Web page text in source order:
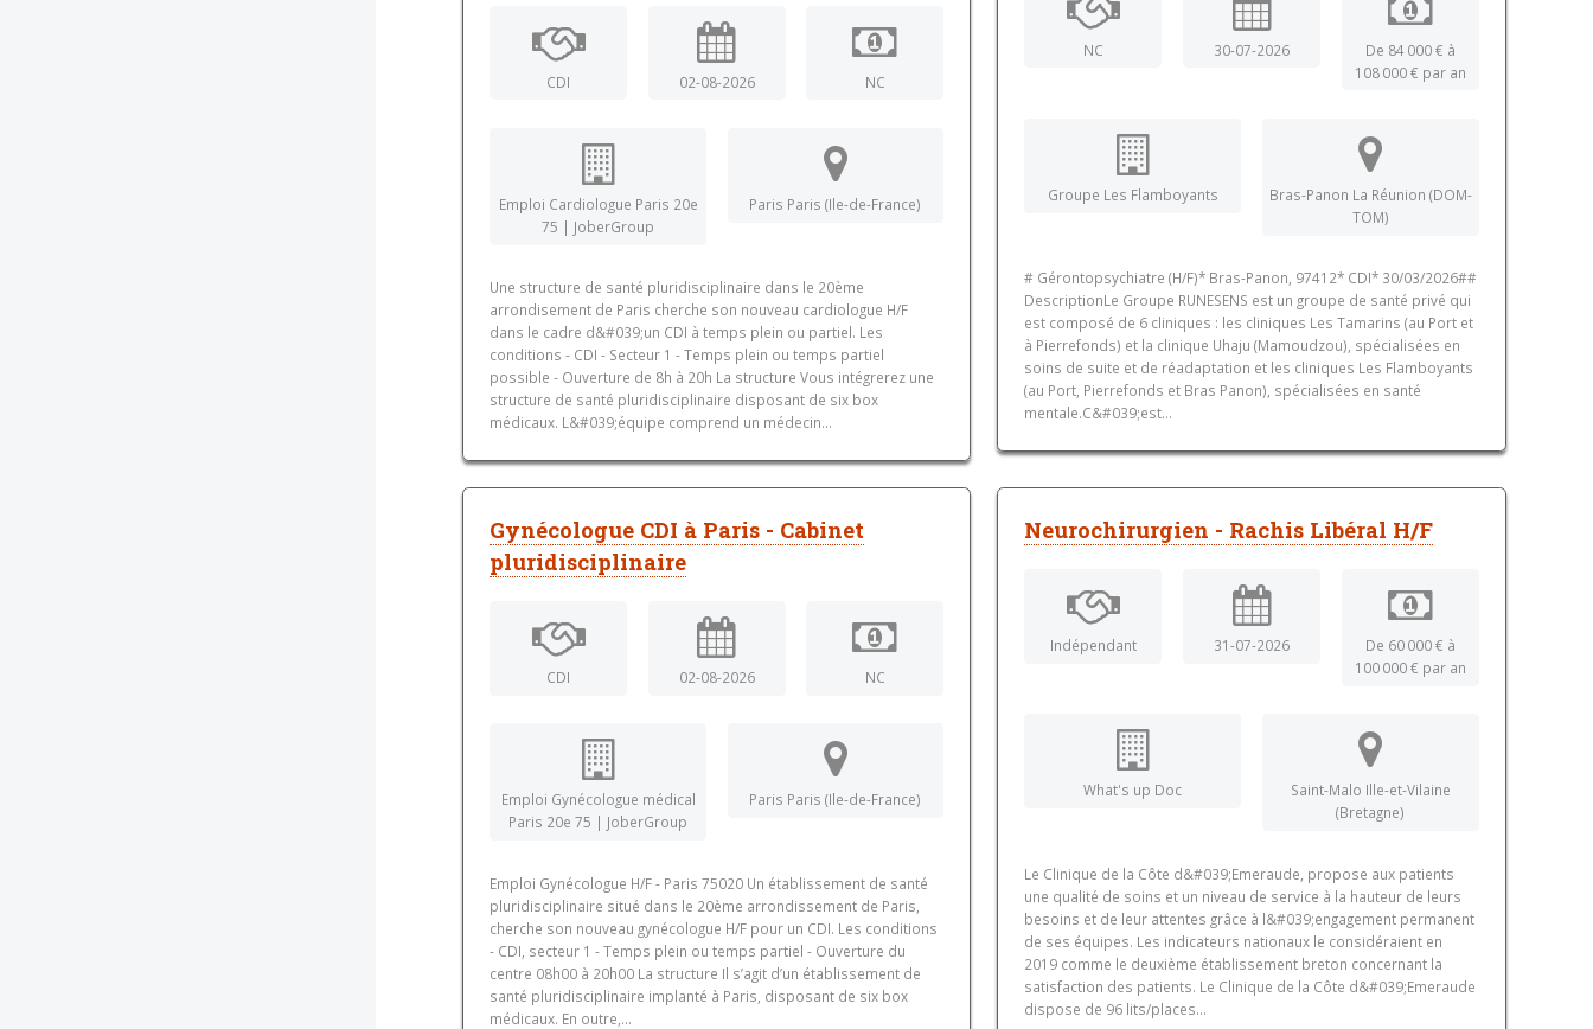
CDI 02-08-2026 NC
Emploi Cardiologue Paris 20e
75 | JoberGroup
Paris Paris (Ile-de-France)
Une structure de santé pluridisciplinaire dans le 20ème
arrondisement de Paris cherche son nouveau cardiologue H/F
dans le cadre d&#039;un CDI à temps plein ou partiel. Les
conditions - CDI - Secteur 1 - Temps plein ou temps partiel
possible - Ouverture de 8h à 20h La structure Vous intégrerez une
structure de santé pluridisciplinaire disposant de six box
médicaux. L&#039;équipe comprend un médecin...
NC 30-07-2026
De 84 000 € à
108 000 € par an
Groupe Les Flamboyants
Bras-Panon La Réunion (DOM-
TOM)
# Gérontopsychiatre (H/F)* Bras-Panon, 97412* CDI* 30/03/2026##
DescriptionLe Groupe RUNESENS est un groupe de santé privé qui
est composé de 6 cliniques : les cliniques Les Tamarins (au Port et
à Pierrefonds) et la clinique Uhaju (Mamoudzou), spécialisées en
soins de suite et de réadaptation et les cliniques Les Flamboyants
(au Port, Pierrefonds et Bras Panon), spécialisées en santé
mentale.C&#039;est...
Gynécologue CDI à Paris - Cabinet
pluridisciplinaire
CDI 02-08-2026 NC
Emploi Gynécologue médical
Paris 20e 75 | JoberGroup
Paris Paris (Ile-de-France)
Emploi Gynécologue H/F - Paris 75020 Un établissement de santé
pluridisciplinaire situé dans le 20ème arrondissement de Paris,
cherche son nouveau gynécologue H/F pour un CDI. Les conditions
- CDI, secteur 1 - Temps plein ou temps partiel - Ouverture du
centre 08h00 à 20h00 La structure Il s’agit d’un établissement de
santé pluridisciplinaire implanté à Paris, disposant de six box
médicaux. En outre,...
Neurochirurgien - Rachis Libéral H/F
Indépendant 31-07-2026
De 60 000 € à
100 000 € par an
What's up Doc
Saint-Malo Ille-et-Vilaine
(Bretagne)
Le Clinique de la Côte d&#039;Emeraude, propose aux patients
une qualité de soins et un niveau de service à la hauteur de leurs
besoins et de leur attentes grâce à l&#039;engagement permanent
de ses équipes. Les indicateurs nationaux le considéraient en
2019 comme le deuxième établissement breton concernant la
satisfaction des patients. Le Clinique de la Côte d&#039;Emeraude
dispose de 96 lits/places...